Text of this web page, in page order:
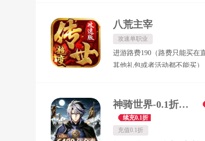
八荒主宰
攻速单职业
进游路费190（路费只能买在
其他礼包或者活动都不能买）
神骑世界-0.1折风起三国买断版-绿色服
续充0.1折
充值0.1折